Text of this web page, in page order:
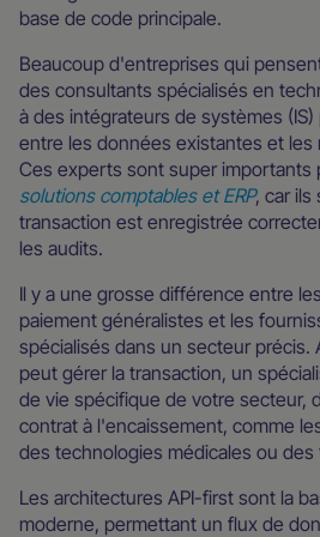
base de code principale.
Beaucoup d'entreprises qui
des consultants spécialisés en
à des intégrateurs de systèmes
entre les données existantes et les
Ces experts sont super importants
solutions comptables et ERP, car ils
transaction est enregistrée
les audits.
Il y a une grosse différence entre
paiement généralistes et les
spécialisés dans un secteur précis.
peut gérer la transaction, un
de vie spécifique de votre secteur,
contrat à l'encaissement, comme
des technologies médicales ou
Les architectures API-first sont la
moderne, permettant un flux de